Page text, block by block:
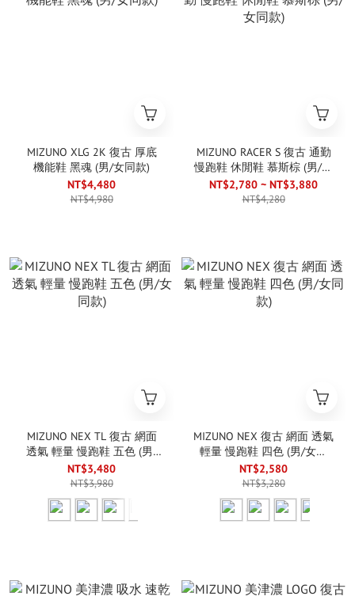
MIZUNO XLG 2K 復古 厚底
機能鞋 黑魂 (男/女同款)
NT$4,480
NT$4,980
MIZUNO RACER S 復古 通勤
慢跑鞋 休閒鞋 慕斯棕 (男/女
同款)
NT$2,780 ~ NT$3,880
NT$4,280
MIZUNO NEX TL 復古 網面
透氣 輕量 慢跑鞋 五色 (男/
女同款)
NT$3,480
NT$3,980
MIZUNO NEX 復古 網面 透氣
輕量 慢跑鞋 四色 (男/女同
款)
NT$2,580
NT$3,280